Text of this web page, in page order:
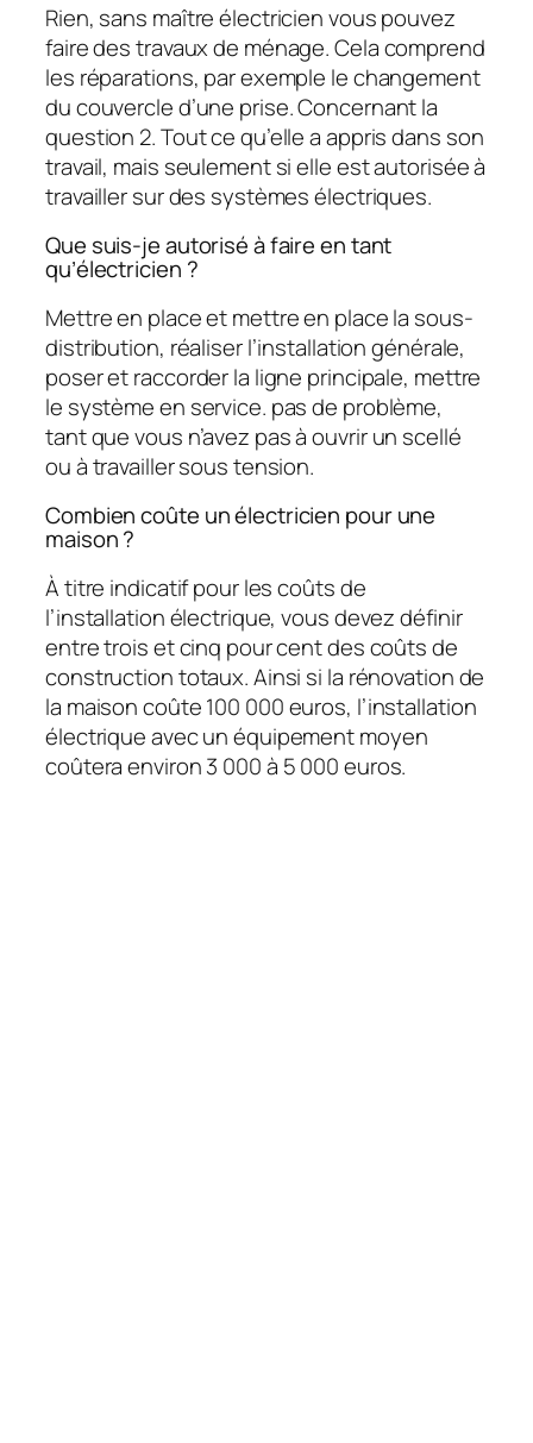
Rien, sans maître électricien vous pouvez
faire des travaux de ménage. Cela comprend
les réparations, par exemple le changement
du couvercle d’une prise. Concernant la
question 2. Tout ce qu’elle a appris dans son
travail, mais seulement si elle est autorisée à
travailler sur des systèmes électriques.
Que suis-je autorisé à faire en tant
qu’électricien ?
Mettre en place et mettre en place la sous-
distribution, réaliser l’installation générale,
poser et raccorder la ligne principale, mettre
le système en service. pas de problème,
tant que vous n’avez pas à ouvrir un scellé
ou à travailler sous tension.
Combien coûte un électricien pour une
maison ?
À titre indicatif pour les coûts de
l’installation électrique, vous devez définir
entre trois et cinq pour cent des coûts de
construction totaux. Ainsi si la rénovation de
la maison coûte 100 000 euros, l’installation
électrique avec un équipement moyen
coûtera environ 3 000 à 5 000 euros.